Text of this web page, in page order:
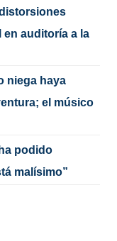
auditoría a la
niega haya
el músico
podido
malísimo”